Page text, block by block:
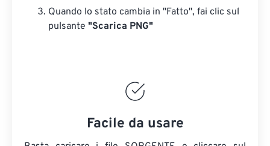
Quando lo stato cambia in "Fatto", fai clic sul
pulsante "Scarica PNG"
Facile da usare